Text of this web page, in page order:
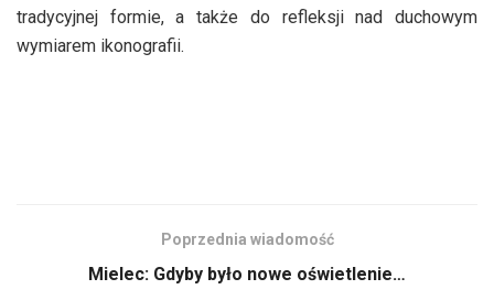
tradycyjnej formie, a także do refleksji nad duchowym
wymiarem ikonografii.
Poprzednia wiadomość
Mielec: Gdyby było nowe oświetlenie…